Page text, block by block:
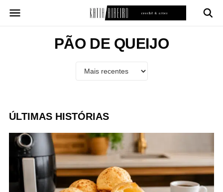
para
PÃO DE QUEIJO
ÚLTIMAS HISTÓRIAS